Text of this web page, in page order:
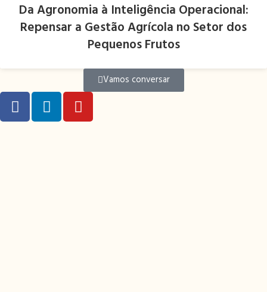
Da Agronomia à Inteligência Operacional:
Repensar a Gestão Agrícola no Setor dos
Pequenos Frutos
Vamos conversar